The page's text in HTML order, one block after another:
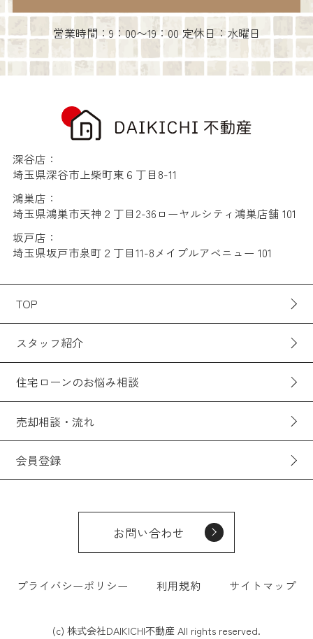
営業時間：9：00〜19：00 定休日：水曜日
深谷店：
埼玉県深谷市上柴町東６丁目8-11
鴻巣店：
埼玉県鴻巣市天神２丁目2-36ローヤルシティ鴻巣店舗 101
坂戸店：
埼玉県坂戸市泉町２丁目11-8メイプルアベニュー 101
TOP
スタッフ紹介
住宅ローンのお悩み相談
売却相談・流れ
会員登録
お問い合わせ
プライバシーポリシー 利用規約 サイトマップ
(c) 株式会社DAIKICHI不動産 All rights reserved.